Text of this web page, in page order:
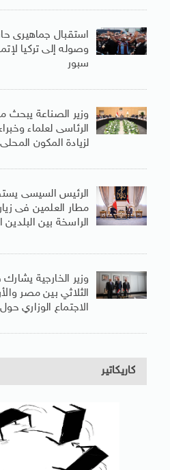
استقبال جماهيرى
وصوله إلى تركيا
سبور
وزير الصناعة يبحث
الرئاسى لعلماء
لزيادة المكون
الرئيس السيسى
مطار العلمين فى
الراسخة بين
وزير الخارجية
الثلاثي بين مصر
الاجتماع الوزاري
كاريكاتير